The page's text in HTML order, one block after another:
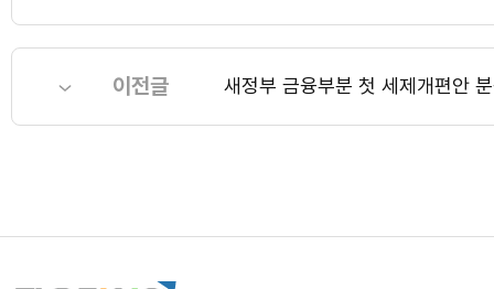
이전글 새정부 금융부분 첫 세제개편안